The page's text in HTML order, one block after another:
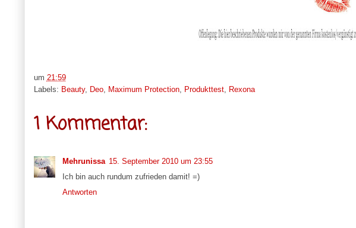
um 21:59
Labels: Beauty, Deo, Maximum Protection, Produkttest, Rexona
1 Kommentar:
Mehrunissa 15. September 2010 um 23:55
Ich bin auch rundum zufrieden damit! =)
Antworten